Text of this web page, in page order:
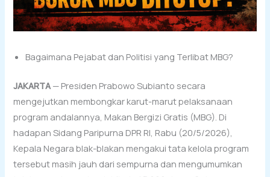
Bagaimana Pejabat dan Politisi yang Terlibat MBG?
JAKARTA — Presiden Prabowo Subianto secara
mengejutkan membongkar karut-marut pelaksanaan
program andalannya, Makan Bergizi Gratis (MBG). Di
hadapan Sidang Paripurna DPR RI, Rabu (20/5/2026),
Kepala Negara blak-blakan mengakui tata kelola program
tersebut masih jauh dari sempurna dan mengumumkan